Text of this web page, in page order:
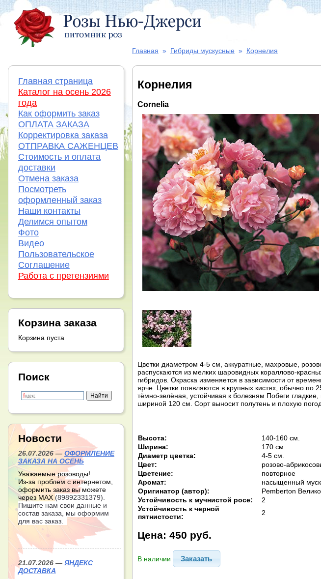
Главная » Гибриды мускусные » Корнелия
Корнелия
Cornelia
Цветки диаметром 4-5 см, аккуратные, махровые,
распускаются из мелких шаровидных кораллово-
гибридов. Окраска изменяется в зависимости от
ярче. Цветки появляются в крупных кистях, обычно по
тёмно-зелёная, устойчивая к болезням Побеги
шириной 120 см. Сорт выносит полутень и плохую
Высота:
140-160 см.
Ширина:
170 см.
Диаметр цветка:
4-5 см.
Цвет:
розово-
Цветение:
повторное
Аромат:
насыщенный
Оригинатор (автор):
Pemberton
Устойчивость к мучнистой росе:
2
Устойчивость к черной
пятнистости:
2
Цена: 450 руб.
В наличии Заказать
Главная страница
Каталог на осень 2026
года
Как оформить заказ
ОПЛАТА ЗАКАЗА
Корректировка заказа
ОТПРАВКА САЖЕНЦЕВ
Стоимость и оплата
доставки
Отмена заказа
Посмотреть
оформленный заказ
Наши контакты
Делимся опытом
Фото
Видео
Пользовательское
Соглашение
Работа с претензиями
Корзина заказа
Корзина пуста
Поиск
Новости
26.07.2026 — ОФОРМЛЕНИЕ
ЗАКАЗА НА ОСЕНЬ
Уважаемые розоводы!
Из-за проблем с интернетом,
оформить заказ вы можете
через МАХ (89892331379).
Пишите нам свои данные и
состав заказа, мы оформим
для вас заказ.
21.07.2026 — ЯНДЕКС
ДОСТАВКА